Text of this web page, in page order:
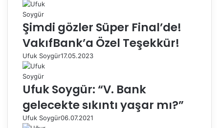
Şimdi gözler Süper Final’de!
VakıfBank’a Özel Teşekkür!
Ufuk Soygür17.05.2023
Ufuk Soygür: “V. Bank
gelecekte sıkıntı yaşar mı?”
Ufuk Soygür06.07.2021